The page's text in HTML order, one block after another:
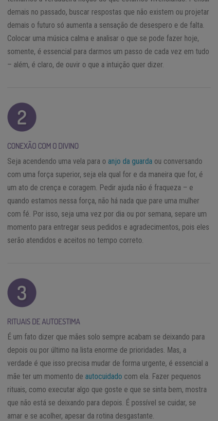
demais no passado, buscar respostas que não existem ou projetar
demais o futuro só aumenta a sensação de desespero e de falta.
Colocar uma música calma e analisar o que se pode fazer hoje,
somente, é essencial para darmos um passo de cada vez em tudo
– além, é claro, de ouvir o que a intuição quer dizer.
CONEXÃO COM O DIVINO
Seja acendendo uma vela para o anjo da guarda ou conversando
com uma força superior, seja ela qual for e da maneira que for, é
um ato de crença e coragem. Pedir ajuda não é fraqueza – e
quando estamos nessa força, não há nada que pare uma mulher
com fé. Por isso, seja uma vez por dia ou por semana, separe um
momento para entregar seus pedidos e agradecimentos, pois eles
serão atendidos e aceitos no tempo correto.
RITUAIS DE AUTOESTIMA
É um fato dizer que mães solo sempre acabam se deixando para
depois ou por último na lista enorme de prioridades. Mas, a
verdade é que isso precisa mudar de forma urgente, é essencial a
mãe ter um momento de autocuidado com ela. Fazer pequenos
rituais, como executar algo que goste e que se sinta bem, mostra
que não está se deixando para depois. É possível se cuidar, se
amar e se acolher, apesar da rotina desgastante.